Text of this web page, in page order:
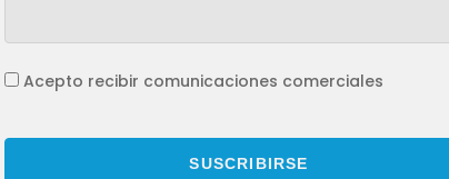
Acepto recibir comunicaciones comerciales
SUSCRIBIRSE